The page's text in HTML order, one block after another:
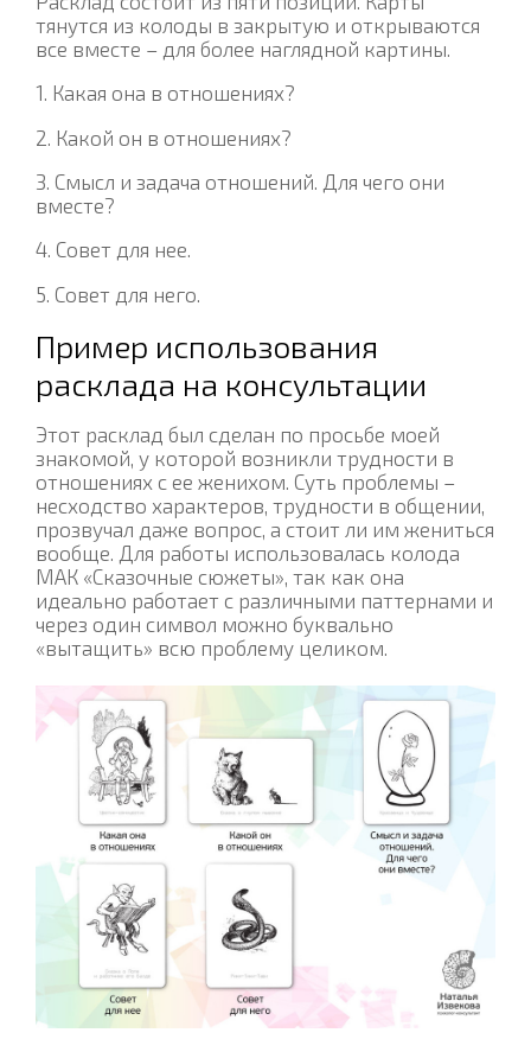
тянутся из колоды в закрытую и открываются
все вместе – для более наглядной картины.
1. Какая она в отношениях?
2. Какой он в отношениях?
3. Смысл и задача отношений. Для чего они
вместе?
4. Совет для нее.
5. Совет для него.
Пример использования
расклада на консультации
Этот расклад был сделан по просьбе моей
знакомой, у которой возникли трудности в
отношениях с ее женихом. Суть проблемы –
несходство характеров, трудности в общении,
прозвучал даже вопрос, а стоит ли им жениться
вообще. Для работы использовалась колода
МАК «Сказочные сюжеты», так как она
идеально работает с различными паттернами и
через один символ можно буквально
«вытащить» всю проблему целиком.